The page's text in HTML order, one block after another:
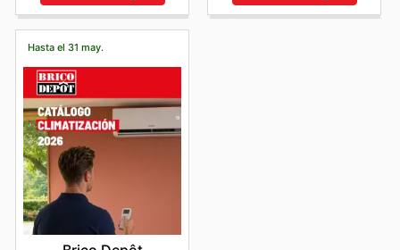
Hasta el 31 may.